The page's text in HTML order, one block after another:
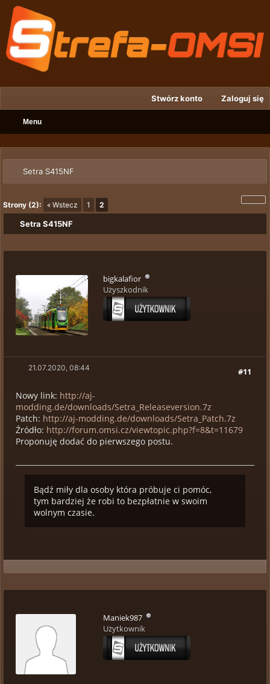
Stwórz konto Zaloguj się
Menu
Setra S415NF
Strony (2): « Wstecz 1 2
Setra S415NF
bigkalafior
Użyszkodnik
#11
21.07.2020, 08:44
Nowy link: http://aj-
modding.de/downloads/Setra_Releaseversion.7z
Patch: http://aj-modding.de/downloads/Setra_Patch.7z
Źródło: http://forum.omsi.cz/viewtopic.php?f=8&t=11679
Proponuję dodać do pierwszego postu.
Bądź miły dla osoby która próbuje ci pomóc,
tym bardziej że robi to bezpłatnie w swoim
wolnym czasie.
Maniek987
Użytkownik